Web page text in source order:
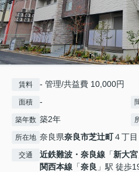
賃料 - 管理/共益費 10,000円
面積 -
築年数 築2年
所在地 奈良県奈良市芝辻町４丁目
交通 近鉄難波・奈良線 「新大宮
関西本線 「奈良 」駅 徒歩